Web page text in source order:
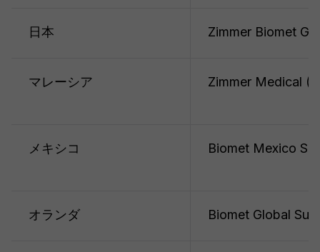
日本 Zimmer Biomet
マレーシア Zimmer Medical
メキシコ Biomet Mexico
オランダ Biomet Global